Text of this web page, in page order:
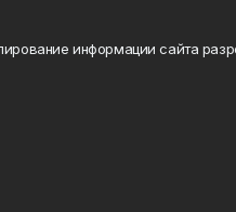
информации сайта